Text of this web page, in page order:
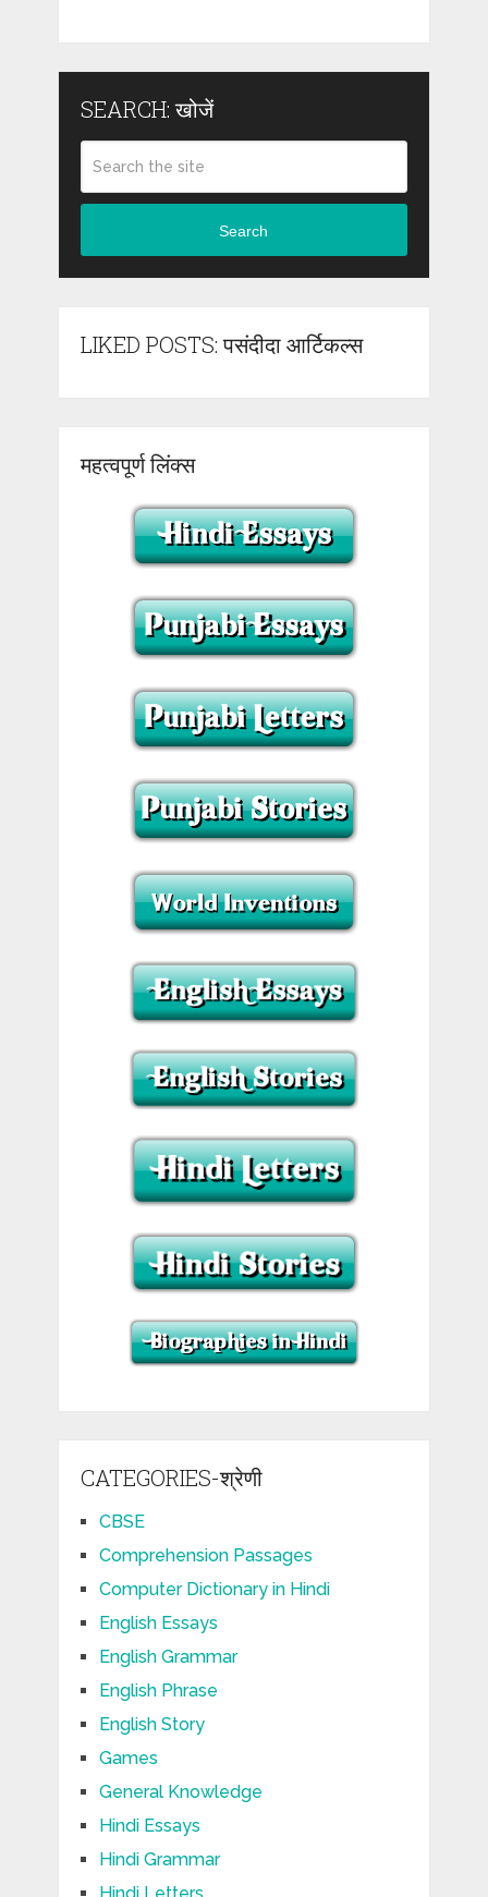
SEARCH: खोजें
Search
LIKED POSTS: पसंदीदा आर्टिकल्स
महत्वपूर्ण लिंक्स
CATEGORIES-श्रेणी
CBSE
Comprehension Passages
Computer Dictionary in Hindi
English Essays
English Grammar
English Phrase
English Story
Games
General Knowledge
Hindi Essays
Hindi Grammar
Hindi Letters